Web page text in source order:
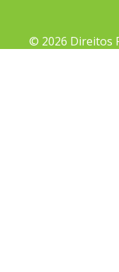
© 2026 Direitos